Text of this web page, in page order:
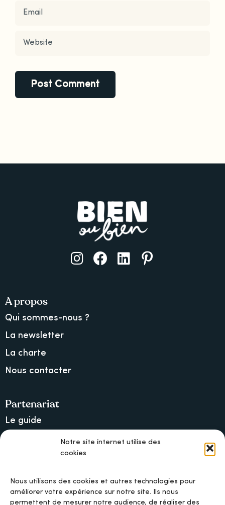
Notre site internet utilise des
cookies
Nous utilisons des cookies et autres technologies pour
améliorer votre expérience sur notre site. Ils nous
permettent de mesurer notre audience, de réaliser des
A propos
Qui sommes-nous ?
La newsletter
La charte
Nous contacter
Partenariat
Le guide
Lancer une collecte sur Ulule
MAIF, l’assureur militant